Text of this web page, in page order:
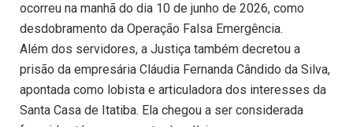
ocorreu na manhã do dia 10 de junho de 2026, como
desdobramento da Operação Falsa Emergência.
Além dos servidores, a Justiça também decretou a
prisão da empresária Cláudia Fernanda Cândido da Silva,
apontada como lobista e articuladora dos interesses da
Santa Casa de Itatiba. Ela chegou a ser considerada